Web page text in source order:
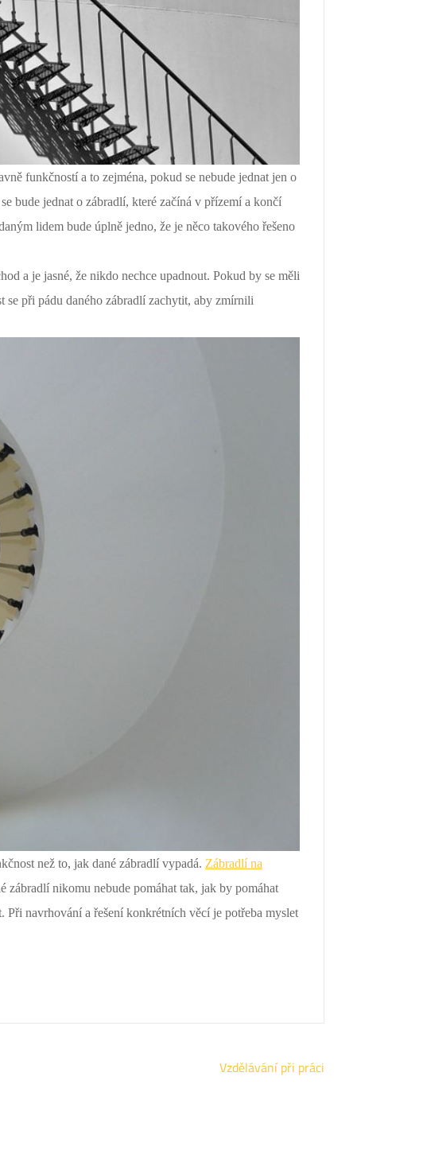
funkčností a to zejména, pokud se nebude jednat jen o
bude jednat o zábradlí, které začíná v přízemí a končí
lidem bude úplně jedno, že je něco takového řešeno
a je jasné, že nikdo nechce upadnout. Pokud by se měli
při pádu daného zábradlí zachytit, aby zmírnili
než to, jak dané zábradlí vypadá. Zábradlí na
zábradlí nikomu nebude pomáhat tak, jak by pomáhat
Při navrhování a řešení konkrétních věcí je potřeba myslet
Vzdělávání při práci